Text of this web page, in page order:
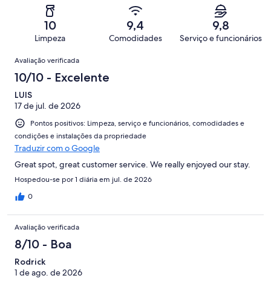
avaliações
avaliações
1006
10
Limpeza
9,4
Comodidades
9,8
Serviço e funcionários
Avaliações
Avaliação verificada
10/10 - Excelente
LUIS
17 de jul. de 2026
Pontos positivos: Limpeza, serviço e funcionários, comodidades e
condições e instalações da propriedade
Traduzir com o Google
Great spot, great customer service. We really enjoyed our stay.
Hospedou-se por 1 diária em jul. de 2026
0
Avaliação verificada
8/10 - Boa
Rodrick
1 de ago. de 2026